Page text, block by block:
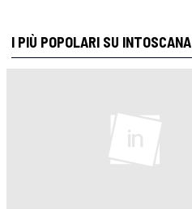
I PIÙ POPOLARI SU INTOSCANA